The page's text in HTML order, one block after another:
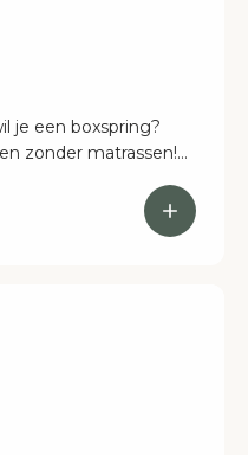
je een boxspring?
zonder matrassen!